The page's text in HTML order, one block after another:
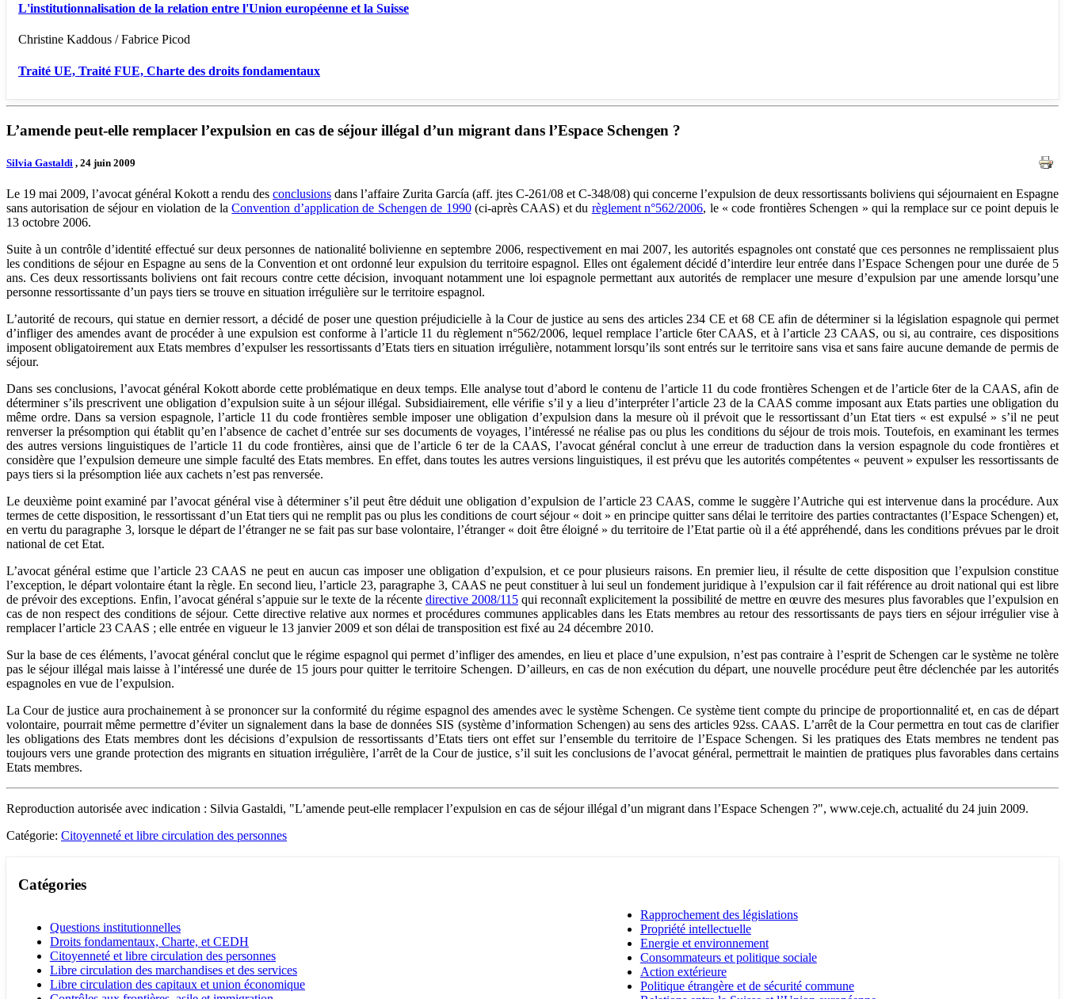
L'institutionnalisation de la relation entre l'Union européenne et la Suisse
Christine Kaddous / Fabrice Picod
Traité UE, Traité FUE, Charte des droits fondamentaux
L’amende peut-elle remplacer l’expulsion en cas de séjour illégal d’un migrant dans l’Espace Schengen ?
Silvia Gastaldi , 24 juin 2009
Le 19 mai 2009, l’avocat général Kokott a rendu des conclusions dans l’affaire Zurita García (aff. jtes C-261/08 et C-348/08) qui concerne l’expulsion de deux ressortissants boliviens qui séjournaient en Espagne
sans autorisation de séjour en violation de laConvention d’application de Schengen de 1990(ci-après CAAS) et du règlement n°562/2006, le « code frontières Schengen » qui la remplace sur ce point depuis le
13 octobre 2006.
Suite à un contrôle d’identité effectué sur deux personnes de nationalité bolivienne en septembre 2006, respectivement en mai 2007, les autorités espagnoles ont constaté que ces personnes ne remplissaient plus
les conditions de séjour en Espagne au sens de la Convention et ont ordonné leur expulsion du territoire espagnol. Elles ont également décidé d’interdire leur entrée dans l’Espace Schengen pour une durée de 5
ans. Ces deux ressortissants boliviens ont fait recours contre cette décision, invoquant notamment une loi espagnole permettant aux autorités de remplacer une mesure d’expulsion par une amende lorsqu’une
personne ressortissante d’un pays tiers se trouve en situation irrégulière sur le territoire espagnol.
L’autorité de recours, qui statue en dernier ressort, a décidé de poser une question préjudicielle à la Cour de justice au sens des articles 234 CE et 68 CE afin de déterminer si la législation espagnole qui permet
d’infliger des amendes avant de procéder à une expulsion est conforme à l’article 11 du règlement n°562/2006, lequel remplace l’article 6ter CAAS, et à l’article 23 CAAS, ou si, au contraire, ces dispositions
imposent obligatoirement aux Etats membres d’expulser les ressortissants d’Etats tiers en situation irrégulière, notamment lorsqu’ils sont entrés sur le territoire sans visa et sans faire aucune demande de permis de
séjour.
Dans ses conclusions, l’avocat général Kokott aborde cette problématique en deux temps. Elle analyse tout d’abord le contenu de l’article 11 du code frontières Schengen et de l’article 6ter de la CAAS, afin de
déterminer s’ils prescrivent une obligation d’expulsion suite à un séjour illégal. Subsidiairement, elle vérifie s’il y a lieu d’interpréter l’article 23 de la CAAS comme imposant aux Etats parties une obligation du
même ordre. Dans sa version espagnole, l’article 11 du code frontières semble imposer une obligation d’expulsion dans la mesure où il prévoit que le ressortissant d’un Etat tiers « est expulsé » s’il ne peut
renverser la présomption qui établit qu’en l’absence de cachet d’entrée sur ses documents de voyages, l’intéressé ne réalise pas ou plus les conditions du séjour de trois mois. Toutefois, en examinant les termes
des autres versions linguistiques de l’article 11 du code frontières, ainsi que de l’article 6 ter de la CAAS, l’avocat général conclut à une erreur de traduction dans la version espagnole du code frontières et
considère que l’expulsion demeure une simple faculté des Etats membres. En effet, dans toutes les autres versions linguistiques, il est prévu que les autorités compétentes « peuvent » expulser les ressortissants de
pays tiers si la présomption liée aux cachets n’est pas renversée.
Le deuxième point examiné par l’avocat général vise à déterminer s’il peut être déduit une obligation d’expulsion de l’article 23 CAAS, comme le suggère l’Autriche qui est intervenue dans la procédure. Aux
termes de cette disposition, le ressortissant d’un Etat tiers qui ne remplit pas ou plus les conditions de court séjour « doit » en principe quitter sans délai le territoire des parties contractantes (l’Espace Schengen) et,
en vertu du paragraphe 3, lorsque le départ de l’étranger ne se fait pas sur base volontaire, l’étranger « doit être éloigné » du territoire de l’Etat partie où il a été appréhendé, dans les conditions prévues par le droit
national de cet Etat.
L’avocat général estime que l’article 23 CAAS ne peut en aucun cas imposer une obligation d’expulsion, et ce pour plusieurs raisons. En premier lieu, il résulte de cette disposition que l’expulsion constitue
l’exception, le départ volontaire étant la règle. En second lieu, l’article 23, paragraphe 3, CAAS ne peut constituer à lui seul un fondement juridique à l’expulsion car il fait référence au droit national qui est libre
de prévoir des exceptions. Enfin, l’avocat général s’appuie sur le texte de la récente directive 2008/115qui reconnaît explicitement la possibilité de mettre en œuvre des mesures plus favorables que l’expulsion en
cas de non respect des conditions de séjour. Cette directive relative aux normes et procédures communes applicables dans les Etats membres au retour des ressortissants de pays tiers en séjour irrégulier vise à
remplacer l’article 23 CAAS ; elle entrée en vigueur le 13 janvier 2009 et son délai de transposition est fixé au 24 décembre 2010.
Sur la base de ces éléments, l’avocat général conclut que le régime espagnol qui permet d’infliger des amendes, en lieu et place d’une expulsion, n’est pas contraire à l’esprit de Schengen car le système ne tolère
pas le séjour illégal mais laisse à l’intéressé une durée de 15 jours pour quitter le territoire Schengen. D’ailleurs, en cas de non exécution du départ, une nouvelle procédure peut être déclenchée par les autorités
espagnoles en vue de l’expulsion.
La Cour de justice aura prochainement à se prononcer sur la conformité du régime espagnol des amendes avec le système Schengen. Ce système tient compte du principe de proportionnalité et, en cas de départ
volontaire, pourrait même permettre d’éviter un signalement dans la base de données SIS (système d’information Schengen) au sens des articles 92ss. CAAS. L’arrêt de la Cour permettra en tout cas de clarifier
les obligations des Etats membres dont les décisions d’expulsion de ressortissants d’Etats tiers ont effet sur l’ensemble du territoire de l’Espace Schengen. Si les pratiques des Etats membres ne tendent pas
toujours vers une grande protection des migrants en situation irrégulière, l’arrêt de la Cour de justice, s’il suit les conclusions de l’avocat général, permettrait le maintien de pratiques plus favorables dans certains
Etats membres.
Reproduction autorisée avec indication : Silvia Gastaldi, "L’amende peut-elle remplacer l’expulsion en cas de séjour illégal d’un migrant dans l’Espace Schengen ?", www.ceje.ch, actualité du 24 juin 2009.
Catégorie: Citoyenneté et libre circulation des personnes
Catégories
Questions institutionnelles
Droits fondamentaux, Charte, et CEDH
Citoyenneté et libre circulation des personnes
Libre circulation des marchandises et des services
Libre circulation des capitaux et union économique
Rapprochement des législations
Propriété intellectuelle
Energie et environnement
Consommateurs et politique sociale
Action extérieure
Politique étrangère et de sécurité commune